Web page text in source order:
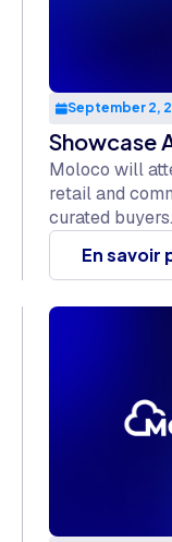
September 2,
Showcase
Moloco will
retail and
curated buyers.
En savoir